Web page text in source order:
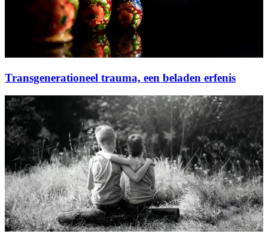
Transgenerationeel trauma, een beladen erfenis